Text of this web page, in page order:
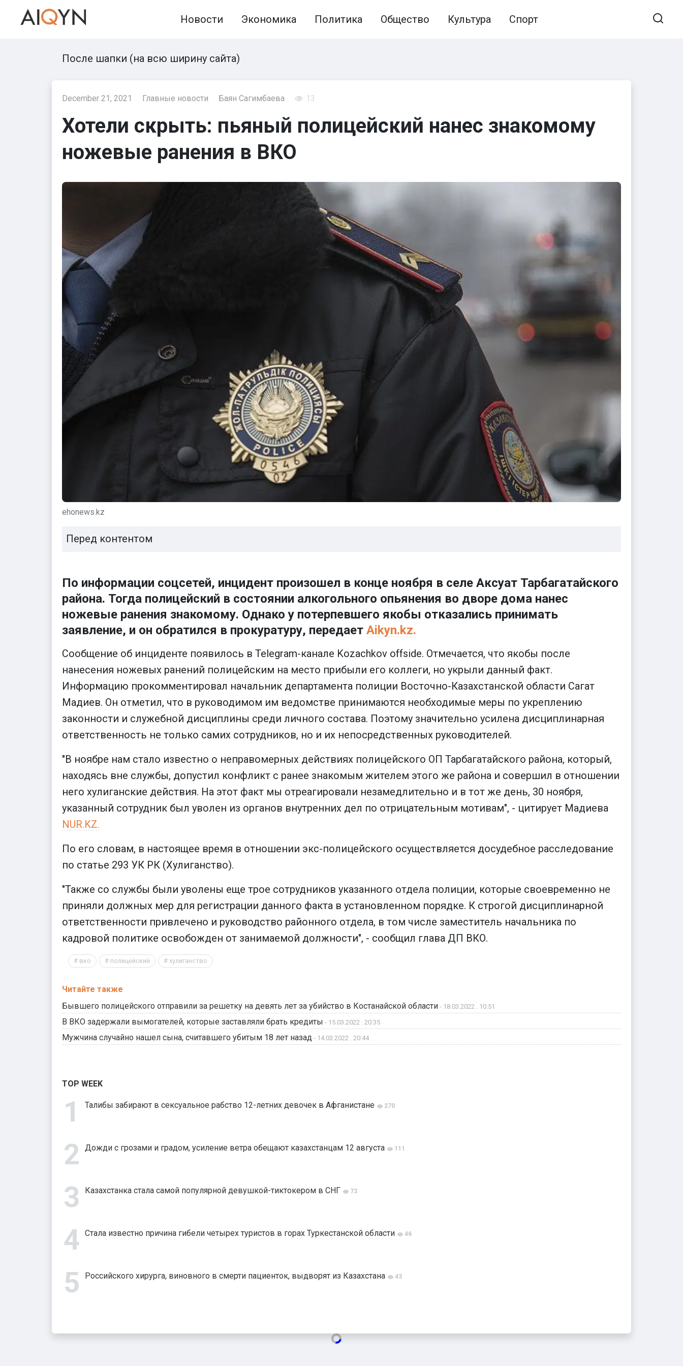
Новости Экономика Политика Общество Культура Спорт
После шапки (на всю ширину сайта)
December 21, 2021 Главные новости Баян Сагимбаева 13
Хотели скрыть: пьяный полицейский нанес знакомому
ножевые ранения в ВКО
ehonews.kz
Перед контентом
По информации соцсетей, инцидент произошел в конце ноября в селе Аксуат Тарбагатайского
района. Тогда полицейский в состоянии алкогольного опьянения во дворе дома нанес
ножевые ранения знакомому. Однако у потерпевшего якобы отказались принимать
заявление, и он обратился в прокуратуру, передает Aikyn.kz.
Сообщение об инциденте появилось в Telegram-канале Kozachkov offside. Отмечается, что якобы после
нанесения ножевых ранений полицейским на место прибыли его коллеги, но укрыли данный факт.
Информацию прокомментировал начальник департамента полиции Восточно-Казахстанской области Сагат
Мадиев. Он отметил, что в руководимом им ведомстве принимаются необходимые меры по укреплению
законности и служебной дисциплины среди личного состава. Поэтому значительно усилена дисциплинарная
ответственность не только самих сотрудников, но и их непосредственных руководителей.
"В ноябре нам стало известно о неправомерных действиях полицейского ОП Тарбагатайского района, который,
находясь вне службы, допустил конфликт с ранее знакомым жителем этого же района и совершил в отношении
него хулиганские действия. На этот факт мы отреагировали незамедлительно и в тот же день, 30 ноября,
указанный сотрудник был уволен из органов внутренних дел по отрицательным мотивам", - цитирует Мадиева
NUR.KZ.
По его словам, в настоящее время в отношении экс-полицейского осуществляется досудебное расследование
по статье 293 УК РК (Хулиганство).
"Также со службы были уволены еще трое сотрудников указанного отдела полиции, которые своевременно не
приняли должных мер для регистрации данного факта в установленном порядке. К строгой дисциплинарной
ответственности привлечено и руководство районного отдела, в том числе заместитель начальника по
кадровой политике освобожден от занимаемой должности", - сообщил глава ДП ВКО.
вко полицейский хулиганство
Читайте также
Бывшего полицейского отправили за решетку на девять лет за убийство в Костанайской области - 18.03.2022 . 10:51
В ВКО задержали вымогателей, которые заставляли брать кредиты - 15.03.2022 . 20:35
Мужчина случайно нашел сына, считавшего убитым 18 лет назад - 14.03.2022 . 20:44
TOP WEEK
Талибы забирают в сексуальное рабство 12-летних девочек в Афганистане 270
Дожди с грозами и градом, усиление ветра обещают казахстанцам 12 августа 111
Казахстанка стала самой популярной девушкой-тиктокером в СНГ 73
Стала известно причина гибели четырех туристов в горах Туркестанской области 46
Российского хирурга, виновного в смерти пациенток, выдворят из Казахстана 43